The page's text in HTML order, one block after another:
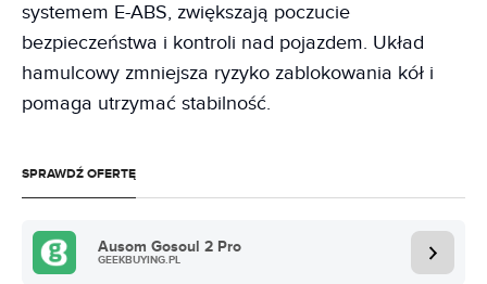
systemem E-ABS, zwiększają poczucie
bezpieczeństwa i kontroli nad pojazdem. Układ
hamulcowy zmniejsza ryzyko zablokowania kół i
pomaga utrzymać stabilność.
SPRAWDŹ OFERTĘ
Ausom Gosoul 2 Pro
GEEKBUYING.PL